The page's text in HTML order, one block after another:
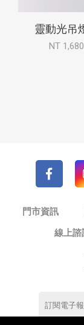
靈動光吊
NT
門市資訊
線上諮